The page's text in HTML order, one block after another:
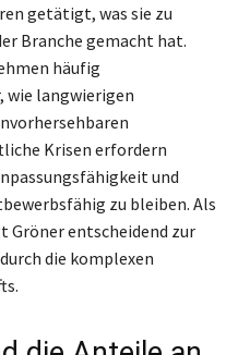
getätigt, was sie zu
Branche gemacht hat.
häufig
wie langwierigen
Krisen erfordern
und
zu bleiben. Als
Gröner entscheidend zur
die komplexen